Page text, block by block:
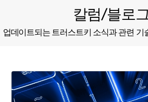
칼럼/블로
업데이트되는 트러스트키 소식과 관련 기